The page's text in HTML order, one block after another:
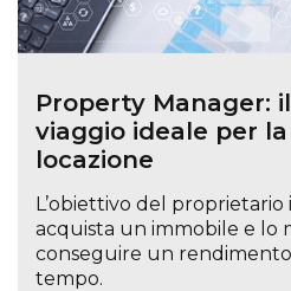
Property Manager:
viaggio ideale per
locazione
L’obiettivo del
acquista un immobile e lo
conseguire un
tempo.